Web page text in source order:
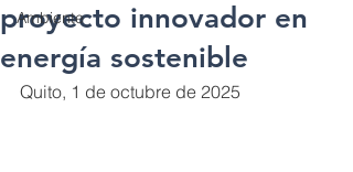
Ambiente
proyecto innovador en
energía sostenible
Quito, 1 de octubre de 2025